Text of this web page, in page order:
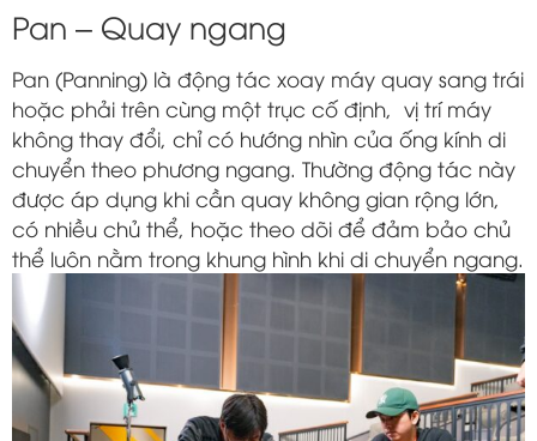
Pan – Quay ngang
Pan (Panning) là động tác xoay máy quay sang trái
hoặc phải trên cùng một trục cố định, vị trí máy
không thay đổi, chỉ có hướng nhìn của ống kính di
chuyển theo phương ngang. Thường động tác này
được áp dụng khi cần quay không gian rộng lớn,
có nhiều chủ thể, hoặc theo dõi để đảm bảo chủ
thể luôn nằm trong khung hình khi di chuyển ngang.